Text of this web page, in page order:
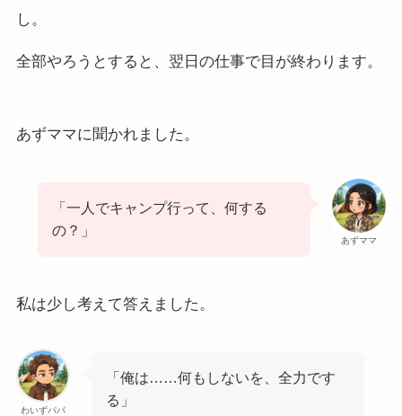
し。
全部やろうとすると、翌日の仕事で目が終わります。
あずママに聞かれました。
あずママ
「一人でキャンプ行って、何する
の？」
私は少し考えて答えました。
わいずパパ
「俺は……何もしないを、全力です
る」